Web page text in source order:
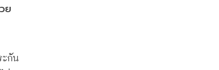
ย
ะกัน